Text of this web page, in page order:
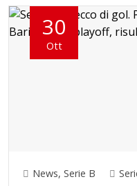
30
Ott
News, Serie B